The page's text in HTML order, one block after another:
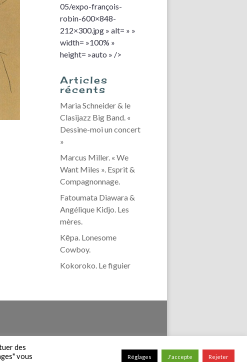
05/expo-françois-
robin-600×848-
212×300.jpg » alt= » »
width= »100% »
height= »auto » />
Articles
récents
Maria Schneider & le
Clasijazz Big Band. «
Dessine-moi un concert
»
Marcus Miller. « We
Want Miles ». Esprit &
Compagnonnage.
Fatoumata Diawara &
Angélique Kidjo. Les
mères.
Kēpa. Lonesome
Cowboy.
Kokoroko. Le figuier
de confidentialité
des
vous
Réglages J'accepte Rejeter